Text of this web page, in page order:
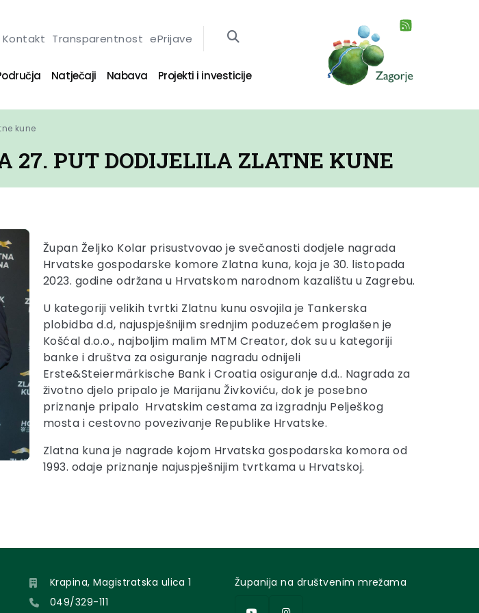
Kontakt Transparentnost ePrijave
Natječaji Nabava Projekti i investicije
kune
27. PUT DODIJELILA ZLATNE KUNE
Župan Željko Kolar prisustvovao je svečanosti dodjele nagrada
Hrvatske gospodarske komore Zlatna kuna, koja je 30. listopada
2023. godine održana u Hrvatskom narodnom kazalištu u Zagrebu.
U kategoriji velikih tvrtki Zlatnu kunu osvojila je Tankerska
plobidba d.d, najuspješnijim srednjim poduzećem proglašen je
Košćal d.o.o., najboljim malim MTM Creator, dok su u kategoriji
banke i društva za osiguranje nagradu odnijeli
Erste&Steiermärkische Bank i Croatia osiguranje d.d.. Nagrada za
životno djelo pripalo je Marijanu Živkoviću, dok je posebno
priznanje pripalo Hrvatskim cestama za izgradnju Pelješkog
mosta i cestovno povezivanje Republike Hrvatske.
Zlatna kuna je nagrade kojom Hrvatska gospodarska komora od
1993. odaje priznanje najuspješnijim tvrtkama u Hrvatskoj.
Krapina, Magistratska ulica 1
049/329-111
Županija na društvenim mrežama